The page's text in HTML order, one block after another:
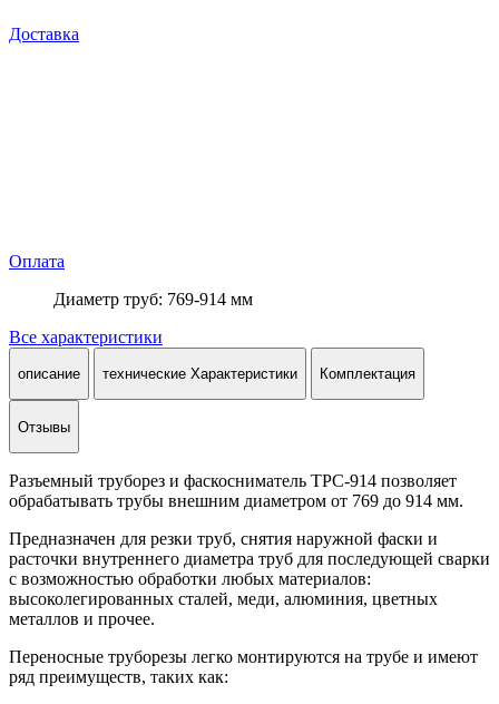
Доставка
Оплата
Диаметр труб: 769-914 мм
Все характеристики
описание технические Характеристики Комплектация
Отзывы
Разъемный труборез и фаскосниматель ТPС-914 позволяет
обрабатывать трубы внешним диаметром от 769 до 914 мм.
Предназначен для резки труб, снятия наружной фаски и
расточки внутреннего диаметра труб для последующей сварки
с возможностью обработки любых материалов:
высоколегированных сталей, меди, алюминия, цветных
металлов и прочее.
Переносные труборезы легко монтируются на трубе и имеют
ряд преимуществ, таких как: